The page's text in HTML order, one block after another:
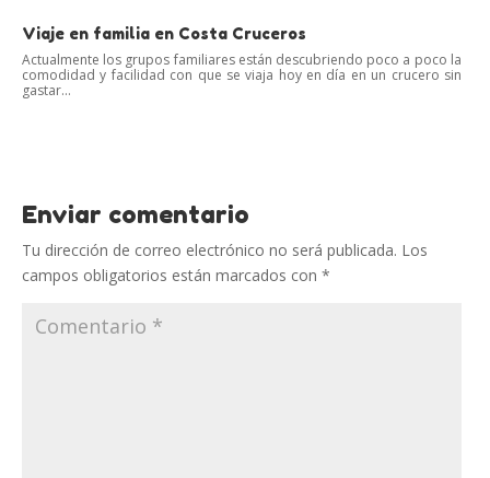
Viaje en familia en Costa Cruceros
Actualmente los grupos familiares están descubriendo poco a poco la
comodidad y facilidad con que se viaja hoy en día en un crucero sin
gastar...
Enviar comentario
Tu dirección de correo electrónico no será publicada. Los
campos obligatorios están marcados con *